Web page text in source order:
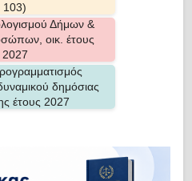
103)
Δήμων &
οικ. έτους
2027
δημόσιας
έτους 2027